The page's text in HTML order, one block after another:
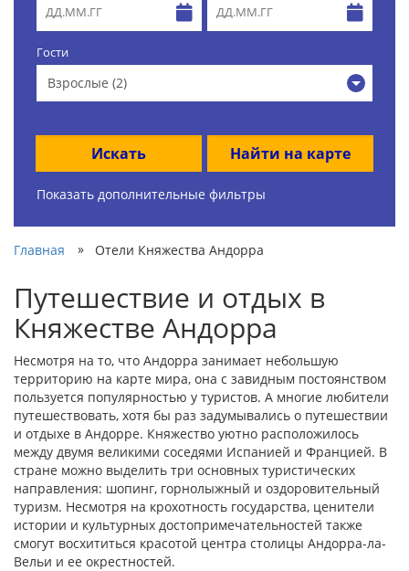
Гости
Взрослые (2)
Искать Найти на карте
Показать дополнительные фильтры
Главная » Отели Княжества Андорра
Путешествие и отдых в
Княжестве Андорра
Несмотря на то, что Андорра занимает небольшую
территорию на карте мира, она с завидным постоянством
пользуется популярностью у туристов. А многие любители
путешествовать, хотя бы раз задумывались о путешествии
и отдыхе в Андорре. Княжество уютно расположилось
между двумя великими соседями Испанией и Францией. В
стране можно выделить три основных туристических
направления: шопинг, горнолыжный и оздоровительный
туризм. Несмотря на крохотность государства, ценители
истории и культурных достопримечательностей также
смогут восхититься красотой центра столицы Андорра-ла-
Вельи и ее окрестностей.